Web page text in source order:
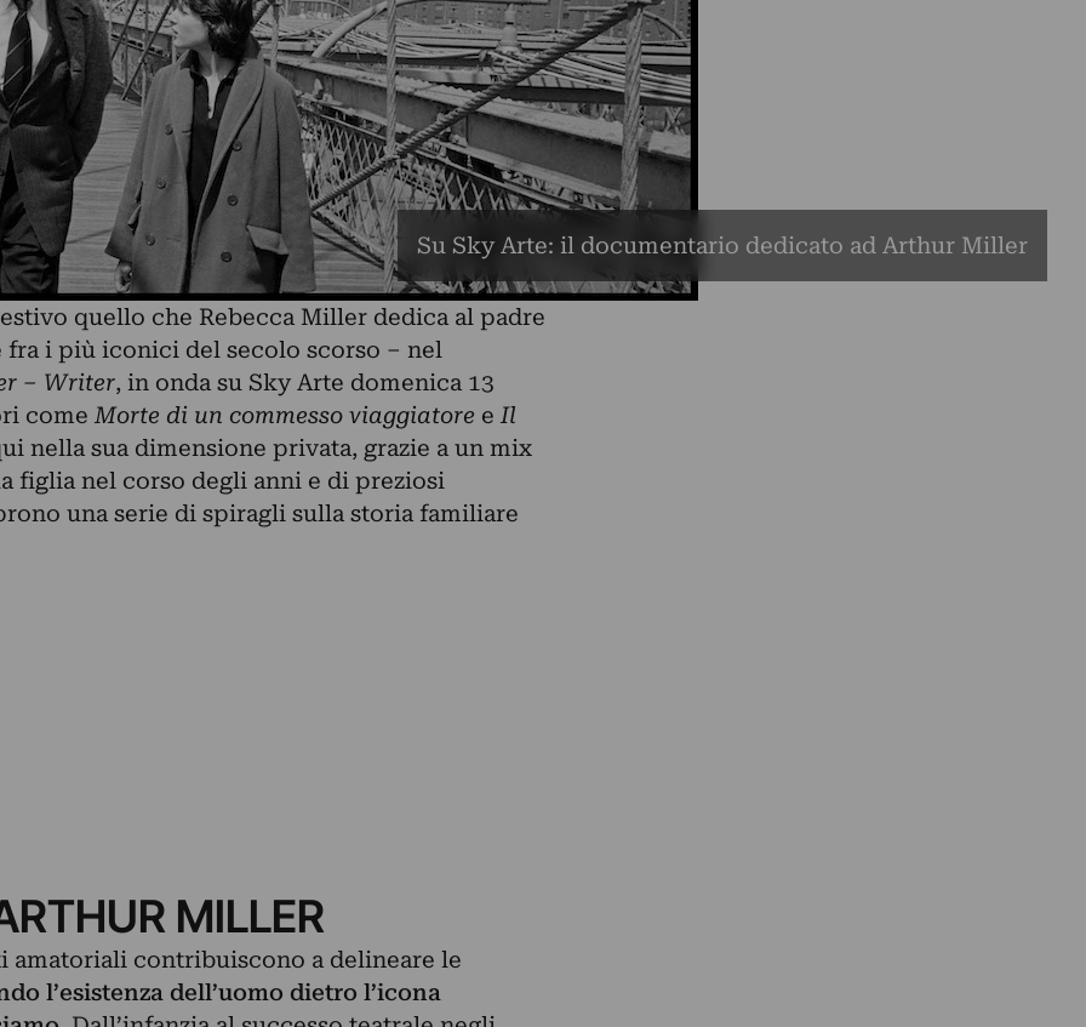
Su Sky Arte: il documentario dedicato ad Arthur Miller
quello che Rebecca Miller dedica al padre
i più iconici del secolo scorso – nel
– Writer, in onda su Sky Arte domenica 13
come Morte di un commesso viaggiatore e Il
nella sua dimensione privata, grazie a un mix
figlia nel corso degli anni e di preziosi
una serie di spiragli sulla storia familiare
MILLER
amatoriali contribuiscono a delineare le
l’esistenza dell’uomo dietro l’icona